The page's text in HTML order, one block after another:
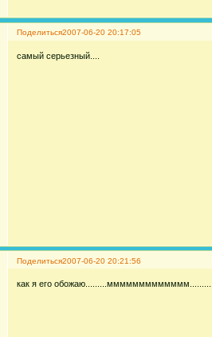
Поделиться2007-06-20 20:17:05
самый серьезный....
Поделиться2007-06-20 20:21:56
как я его обожаю.........ммммммммммммм...........